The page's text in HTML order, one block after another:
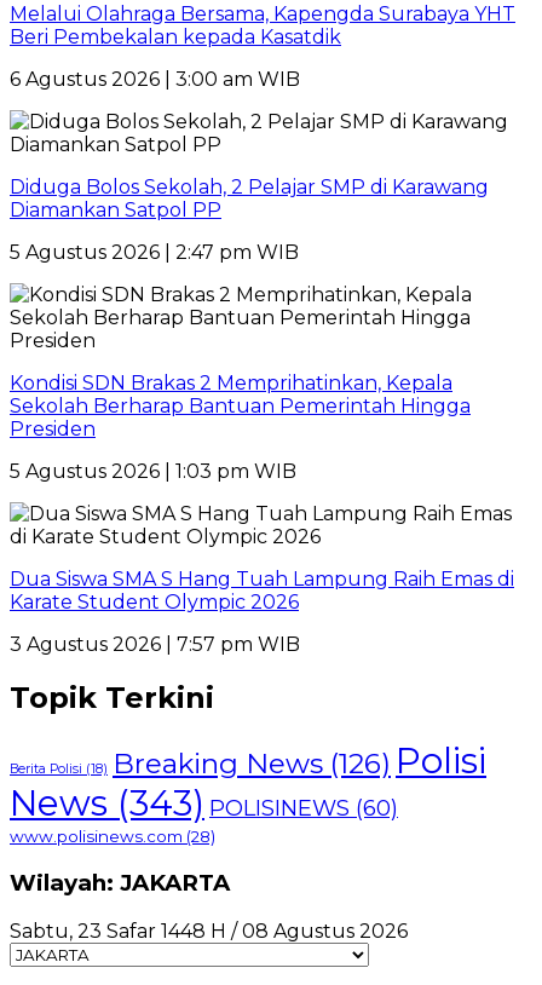
Melalui Olahraga Bersama, Kapengda Surabaya YHT
Beri Pembekalan kepada Kasatdik
6 Agustus 2026 | 3:00 am WIB
Diduga Bolos Sekolah, 2 Pelajar SMP di Karawang
Diamankan Satpol PP
5 Agustus 2026 | 2:47 pm WIB
Kondisi SDN Brakas 2 Memprihatinkan, Kepala
Sekolah Berharap Bantuan Pemerintah Hingga
Presiden
5 Agustus 2026 | 1:03 pm WIB
Dua Siswa SMA S Hang Tuah Lampung Raih Emas di
Karate Student Olympic 2026
3 Agustus 2026 | 7:57 pm WIB
Topik Terkini
Berita Polisi (18) Breaking News (126) Polisi
News (343) POLISINEWS (60)
www.polisinews.com (28)
Wilayah: JAKARTA
Sabtu, 23 Safar 1448 H / 08 Agustus 2026